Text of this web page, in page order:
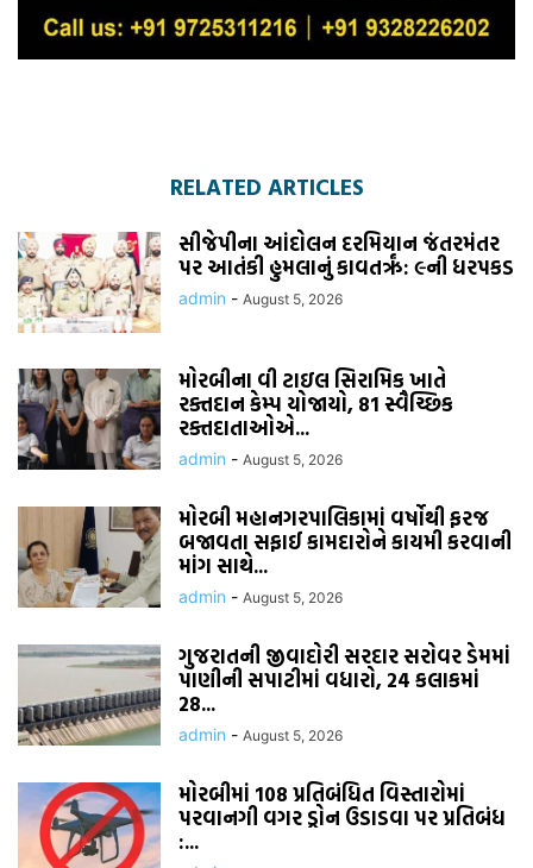
RELATED ARTICLES
સીજેપીના આંદોલન દરમિયાન જંતરમંતર
પર આતંકી હુમલાનું કાવતરૃં: ૯ની ધરપકડ
admin - August 5, 2026
મોરબીના વી ટાઇલ સિરામિક ખાતે
રક્તદાન કેમ્પ યોજાયો, 81 સ્વૈચ્છિક
રક્તદાતાઓએ...
admin - August 5, 2026
મોરબી મહાનગરપાલિકામાં વર્ષોથી ફરજ
બજાવતા સફાઈ કામદારોને કાયમી કરવાની
માંગ સાથે...
admin - August 5, 2026
ગુજરાતની જીવાદોરી સરદાર સરોવર ડેમમાં
પાણીની સપાટીમાં વધારો, 24 કલાકમાં
28...
admin - August 5, 2026
મોરબીમાં 108 પ્રતિબંધિત વિસ્તારોમાં
પરવાનગી વગર ડ્રોન ઉડાડવા પર પ્રતિબંધ
:...